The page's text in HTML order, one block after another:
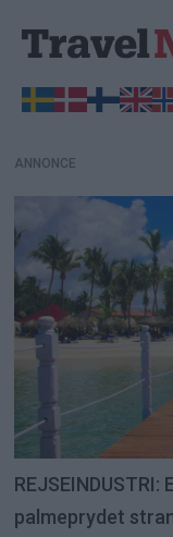
ANNONCE
palmeprydet